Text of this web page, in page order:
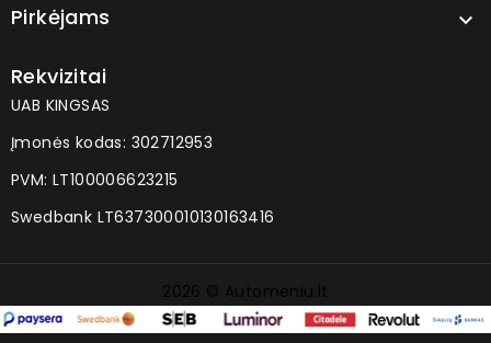
Pirkėjams 
Rekvizitai
UAB KINGSAS
Įmonės kodas: 302712953
PVM: LT100006623215
Swedbank LT637300010130163416
2026 © Automeniu.lt